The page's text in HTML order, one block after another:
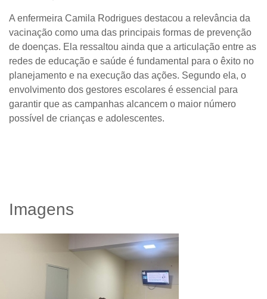
A enfermeira Camila Rodrigues destacou a relevância da
vacinação como uma das principais formas de prevenção
de doenças. Ela ressaltou ainda que a articulação entre as
redes de educação e saúde é fundamental para o êxito no
planejamento e na execução das ações. Segundo ela, o
envolvimento dos gestores escolares é essencial para
garantir que as campanhas alcancem o maior número
possível de crianças e adolescentes.
Imagens